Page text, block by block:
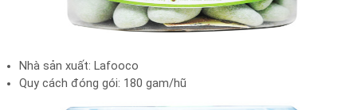
Nhà sản xuất: Lafooco
Quy cách đóng gói: 180 gam/hũ